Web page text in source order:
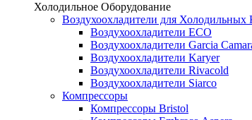
Холодильное Оборудование
Воздухоохладители для
Воздухоохладители ECO
Воздухоохладители Garcia
Воздухоохладители Karyer
Воздухоохладители Rivacold
Воздухоохладители Siarco
Компрессоры
Компрессоры Bristol